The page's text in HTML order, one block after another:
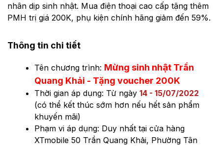
nhân dịp sinh nhật. Mua điện thoại cao cấp tặng thêm
PMH trị giá 200K, phụ kiện chính hãng giảm đến 59%.
Thông tin chi tiết
Tên chương trình: Mừng sinh nhật Trần
Quang Khải - Tặng voucher 200K
Thời gian áp dụng: Từ ngày 14 - 15/07/2022
(có thể kết thúc sớm hơn nếu hết sản phẩm
khuyến mãi)
Phạm vi áp dụng: Duy nhất tại cửa hàng
XTmobile 50 Trần Quang Khải, Phường Tân